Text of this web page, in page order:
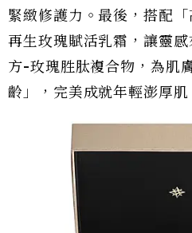
緊緻修護力。最後，搭配
再生玫瑰賦活乳霜，讓靈
方-玫瑰胜肽複合物，為肌
齡」，完美成就年輕澎厚肌